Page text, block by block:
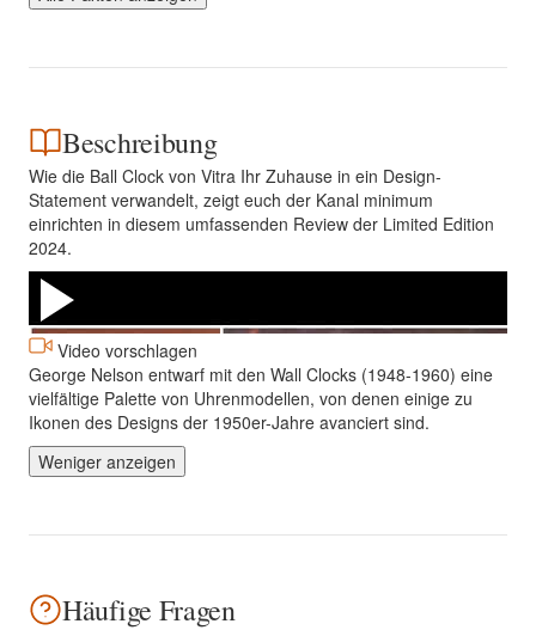
Beschreibung
Wie die Ball Clock von Vitra Ihr Zuhause in ein Design-
Statement verwandelt, zeigt euch der Kanal minimum
einrichten in diesem umfassenden Review der Limited Edition
2024.
Video vorschlagen
George Nelson entwarf mit den Wall Clocks (1948-1960) eine
vielfältige Palette von Uhrenmodellen, von denen einige zu
Ikonen des Designs der 1950er-Jahre avanciert sind.
Weniger anzeigen
Häufige Fragen